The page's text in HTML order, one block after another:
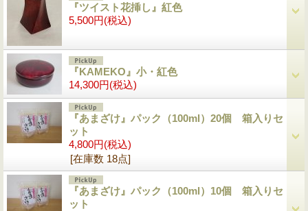
『ツイスト花挿し』紅色
5,500円(税込)
『KAMEKO』小・紅色
14,300円(税込)
『あまざけ』パック（100ml）20個 箱入りセ
ット
4,800円(税込)
[在庫数 18点]
『あまざけ』パック（100ml）10個 箱入りセ
ット